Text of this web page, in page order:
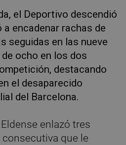
el Deportivo descendió
encadenar rachas de
seguidas en las nueve
ocho en los dos
destacando
el desaparecido
del Barcelona.
enlazó tres
que le